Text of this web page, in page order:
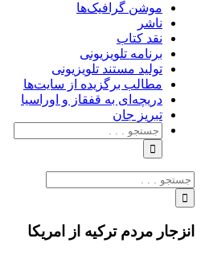
موشن گرافیک‌ها
ناشر
نقد کتاب
برنامه‌ تلویزیونی
تولید مستند تلویزیونی
مطالب برگزیده از سایت‌ها
دریچه‌ای به قفقاز و اوراسیا
تبریزِ جان
جستجو
برای:
جستجو
برای:
انزجار مردم ترکیه از امریکا